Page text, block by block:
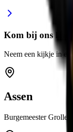
Kom bij ons langs
Neem een kijkje in
Assen
Burgemeester